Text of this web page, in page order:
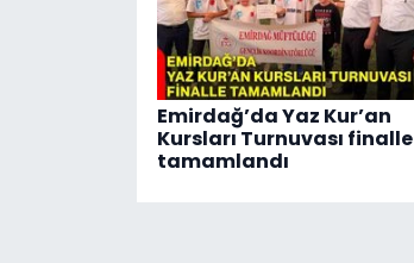
Emirdağ’da Yaz Kur’an
Kursları Turnuvası finalle
tamamlandı